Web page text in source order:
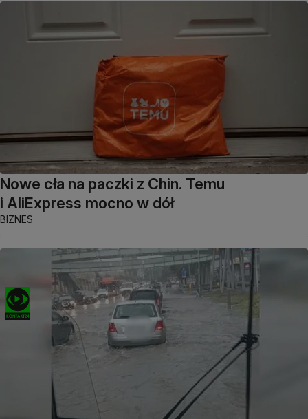
Nowe cła na paczki z Chin. Temu
i AliExpress mocno w dół
BIZNES